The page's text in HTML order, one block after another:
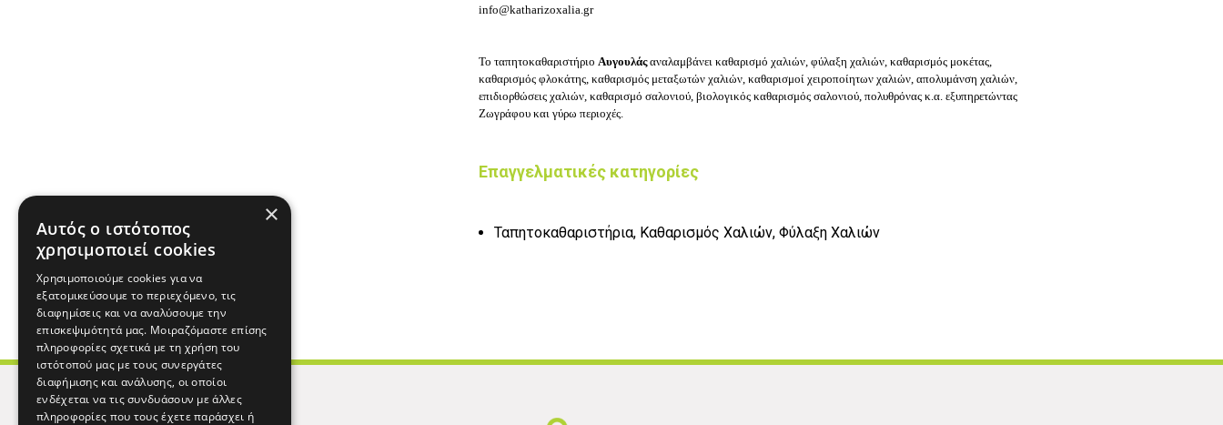
info@katharizoxalia.gr
Το ταπητοκαθαριστήριο Αυγουλάςαναλαμβάνει καθαρισμό χαλιών, φύλαξη χαλιών, καθαρισμός μοκέτας,
καθαρισμός φλοκάτης, καθαρισμός μεταξωτών χαλιών, καθαρισμοί χειροποίητων χαλιών, απολυμάνση χαλιών,
επιδιορθώσεις χαλιών, καθαρισμό σαλονιού, βιολογικός καθαρισμός σαλονιού, πολυθρόνας κ.α. εξυπηρετώντας
Ζωγράφου και γύρω περιοχές.
Επαγγελματικές κατηγορίες
Ταπητοκαθαριστήρια, Καθαρισμός Χαλιών, Φύλαξη Χαλιών
×
Αυτός ο ιστότοπος
χρησιμοποιεί cookies
Χρησιμοποιούμε cookies για να
εξατομικεύσουμε το περιεχόμενο, τις
διαφημίσεις και να αναλύσουμε την
επισκεψιμότητά μας. Μοιραζόμαστε επίσης
πληροφορίες σχετικά με τη χρήση του
ιστότοπού μας με τους συνεργάτες
διαφήμισης και ανάλυσης, οι οποίοι
ενδέχεται να τις συνδυάσουν με άλλες
πληροφορίες που τους έχετε παράσχει ή